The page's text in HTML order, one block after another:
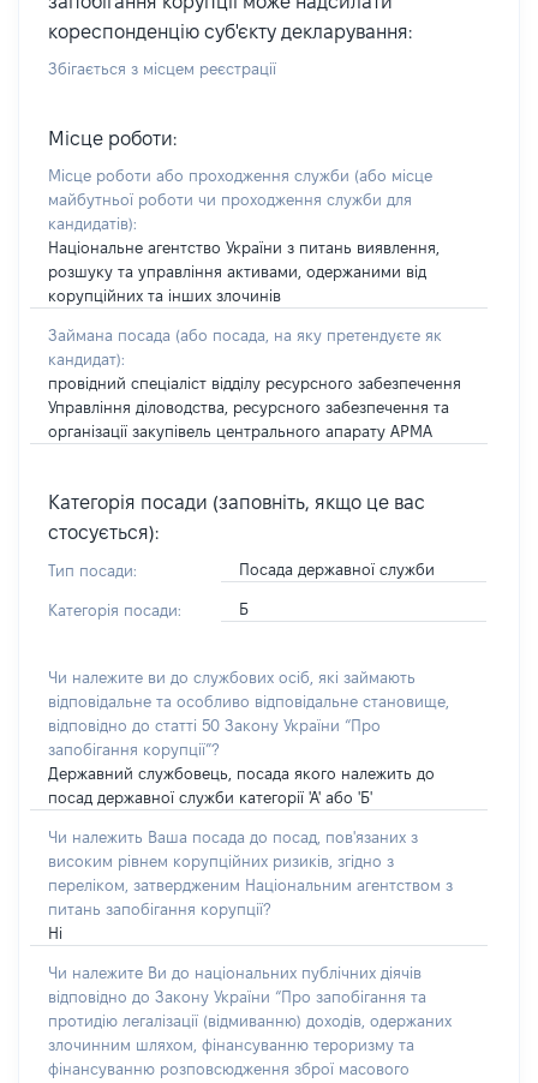
кореспонденцію суб'єкту декларування:
Збігається з місцем реєстрації
Місце роботи:
Місце роботи або проходження служби (або місце
майбутньої роботи чи проходження служби для
кандидатів):
Національне агентство України з питань виявлення,
розшуку та управління активами, одержаними від
корупційних та інших злочинів
Займана посада (або посада, на яку претендуєте як
кандидат):
провідний спеціаліст відділу ресурсного забезпечення
Управління діловодства, ресурсного забезпечення та
організації закупівель центрального апарату АРМА
Категорія посади (заповніть, якщо це вас
стосується):
Тип посади: Посада державної служби
Категорія посади: Б
Чи належите ви до службових осіб, які займають
відповідальне та особливо відповідальне становище,
відповідно до статті 50 Закону України “Про
запобігання корупції”?
Державний службовець, посада якого належить до
посад державної служби категорії 'А' або 'Б'
Чи належить Ваша посада до посад, пов'язаних з
високим рівнем корупційних ризиків, згідно з
переліком, затвердженим Національним агентством з
питань запобігання корупції?
Ні
Чи належите Ви до національних публічних діячів
відповідно до Закону України “Про запобігання та
протидію легалізації (відмиванню) доходів, одержаних
злочинним шляхом, фінансуванню тероризму та
фінансуванню розповсюдження зброї масового